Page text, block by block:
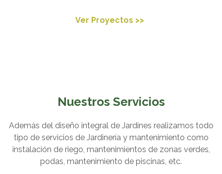
Ver Proyectos >>
Nuestros Servicios
Además del diseño integral de Jardines realizamos todo
tipo de servicios de Jardinería y mantenimiento como
instalación de riego, mantenimientos de zonas verdes,
podas, mantenimiento de piscinas, etc.